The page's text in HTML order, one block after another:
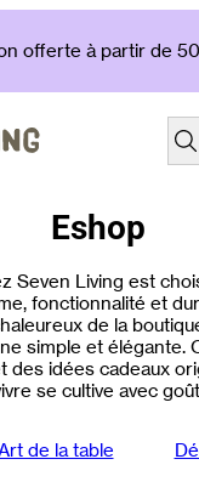
offerte à partir de
Eshop
Seven Living est
fonctionnalité et
de la
simple et élégante.
des idées cadeaux
se cultive avec
de la table